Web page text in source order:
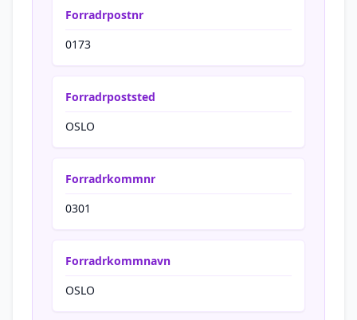
Forradrpostnr
0173
Forradrpoststed
OSLO
Forradrkommnr
0301
Forradrkommnavn
OSLO